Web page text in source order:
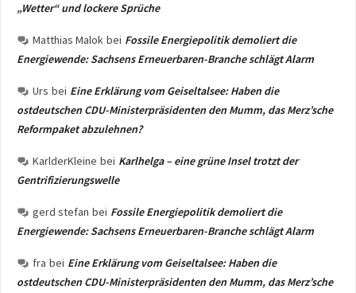
„Wetter“ und lockere Sprüche
Matthias Malok bei Fossile Energiepolitik demoliert die
Energiewende: Sachsens Erneuerbaren-Branche schlägt Alarm
Urs bei Eine Erklärung vom Geiseltalsee: Haben die
ostdeutschen CDU-Ministerpräsidenten den Mumm, das Merz’sche
Reformpaket abzulehnen?
KarlderKleine bei Karlhelga – eine grüne Insel trotzt der
Gentrifizierungswelle
gerd stefan bei Fossile Energiepolitik demoliert die
Energiewende: Sachsens Erneuerbaren-Branche schlägt Alarm
fra bei Eine Erklärung vom Geiseltalsee: Haben die
ostdeutschen CDU-Ministerpräsidenten den Mumm, das Merz’sche